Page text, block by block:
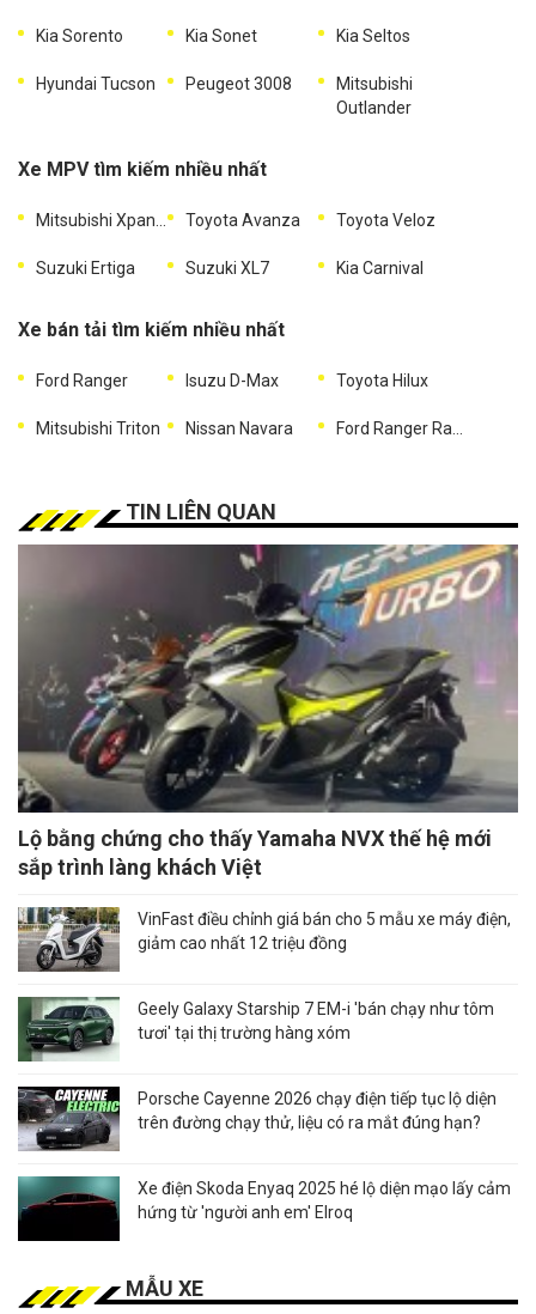
Kia Sorento Kia Sonet Kia Seltos
Hyundai Tucson Peugeot 3008
Mitsubishi
Outlander
Xe MPV tìm kiếm nhiều nhất
Toyota Avanza Toyota Veloz
Suzuki Ertiga Suzuki XL7 Kia Carnival
Xe bán tải tìm kiếm nhiều nhất
Ford Ranger Isuzu D-Max Toyota Hilux
Mitsubishi Triton Nissan Navara
TIN LIÊN QUAN
Lộ bằng chứng cho thấy Yamaha NVX thế hệ mới
sắp trình làng khách Việt
VinFast điều chỉnh giá bán cho 5 mẫu xe máy điện,
giảm cao nhất 12 triệu đồng
Geely Galaxy Starship 7 EM-i 'bán chạy như tôm
tươi' tại thị trường hàng xóm
Porsche Cayenne 2026 chạy điện tiếp tục lộ diện
trên đường chạy thử, liệu có ra mắt đúng hạn?
Xe điện Skoda Enyaq 2025 hé lộ diện mạo lấy cảm
hứng từ 'người anh em' Elroq
MẪU XE